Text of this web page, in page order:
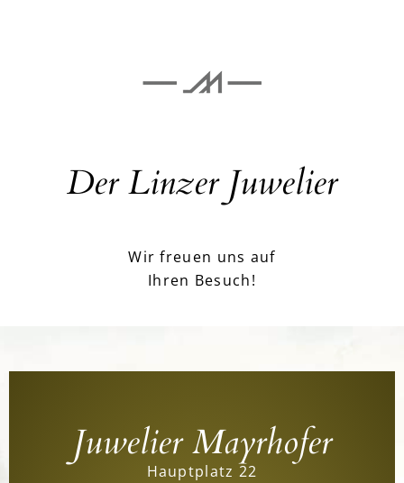
Der Linzer Juwelier
Wir freuen uns auf
Ihren Besuch!
Juwelier Mayrhofer
Hauptplatz 22